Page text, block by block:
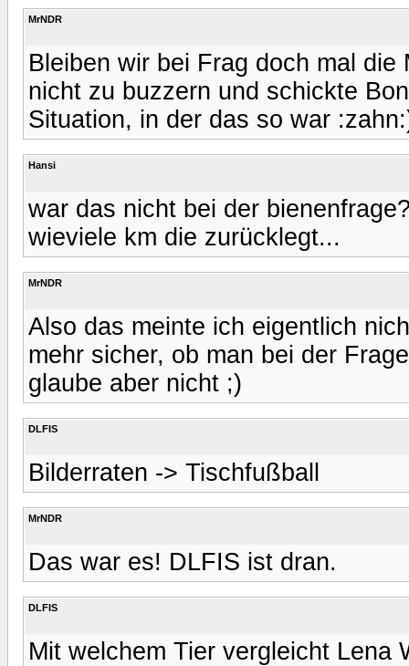
MrNDR
Bleiben wir bei Frag doch mal
nicht zu buzzern und schickte
Situation, in der das so war
Hansi
war das nicht bei der
wieviele km die zurücklegt...
MrNDR
Also das meinte ich eigentlich
mehr sicher, ob man bei der
glaube aber nicht ;)
DLFIS
Bilderraten -> Tischfußball
MrNDR
Das war es! DLFIS ist dran.
DLFIS
Mit welchem Tier vergleicht Lena